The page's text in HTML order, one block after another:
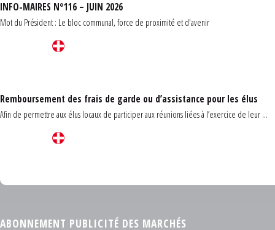
INFO-MAIRES N°116 – JUIN 2026
Mot du Président : Le bloc communal, force de proximité et d'avenir
Remboursement des frais de garde ou d’assistance pour les élus
Afin de permettre aux élus locaux de participer aux réunions liées à l’exercice de leur ...
ABONNEMENT PUBLICITÉ DES MARCHÉS